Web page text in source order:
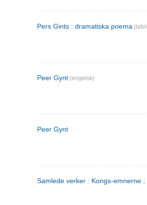
Pers Gints : dramatiska poema
Peer Gynt (engelsk)
Peer Gynt
Samlede verker : Kongs-emnerne ;